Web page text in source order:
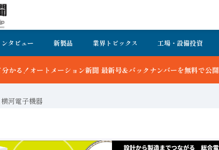
ンタビュー 新製品 業界トピックス 工場・設備投資
新聞 最新号＆バックナンバーを無料で公開中 詳細はこちら
横河電子機器